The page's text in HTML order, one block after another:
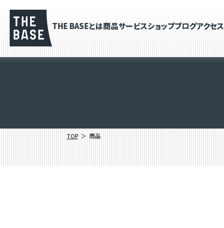
THE BASEとは商品サービスショップブログアクセス
TOP 商品